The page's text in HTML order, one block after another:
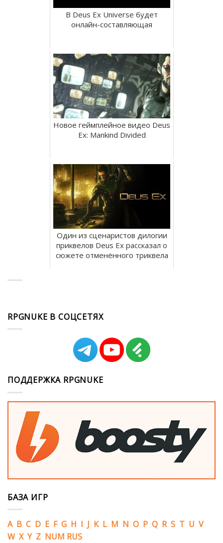
В Deus Ex Universe будет
онлайн-составляющая
Новое геймплейное видео Deus
Ex: Mankind Divided
Один из сценаристов дилогии
приквелов Deus Ex рассказал о
сюжете отменённого триквела
RPGNUKE В СОЦСЕТЯХ
ПОДДЕРЖКА RPGNUKE
БАЗА ИГР
A B C D E F G H I J K L M N O P Q R S T U V
W X Y Z NUM RUS